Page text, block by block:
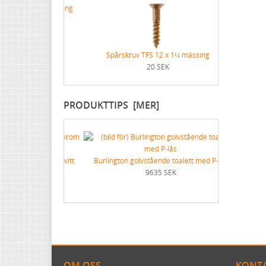
Förnicklad mässingsskruv
Spårskruv TFS 12 x 1¼ mässing
20 SEK
PRODUKTTIPS [MER]
Burlington golvstående toalett med P-lås
9635 SEK